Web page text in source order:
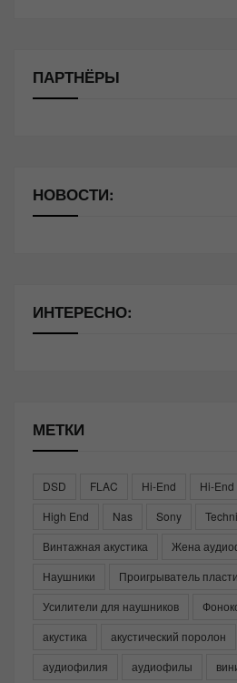
ПАРТНЁРЫ
НОВОСТИ:
ИНТЕРЕСНО:
МЕТКИ
DSD FLAC Hi-End Hi-End
High End
Nas Sony
Винтажная акустика
Жена
Наушники
Проигрыватель
Усилители для наушников
акустика
акустический поролон
аудиофилия
аудиофилы